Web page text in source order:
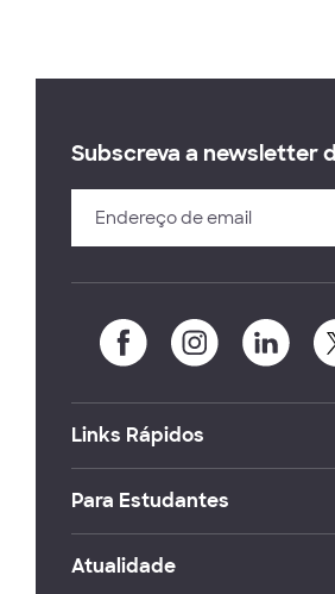
Subscreva a newsletter
Links Rápidos
Para Estudantes
Atualidade